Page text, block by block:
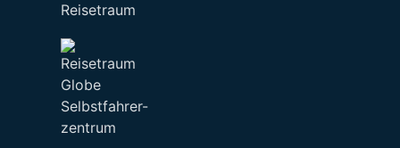
Reisetraum
Selbstfahrer-
zentrum